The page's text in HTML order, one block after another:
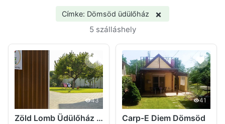
Címke: Dömsöd üdülőház ×
5 szálláshely
43
Zöld Lomb Üdülőház Dömsöd
41
Carp-E Diem Dömsöd